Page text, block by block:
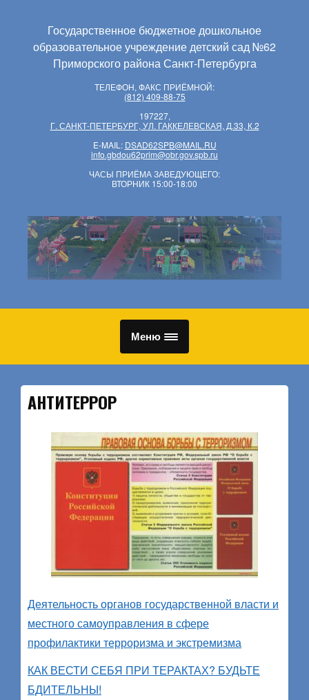
Государственное бюджетное дошкольное
образовательное учреждение детский сад №62
Приморского района Санкт-Петербурга
ТЕЛЕФОН, ФАКС ПРИЁМНОЙ:
(812) 409-88-75
197227,
Г. САНКТ-ПЕТЕРБУРГ, УЛ. ГАККЕЛЕВСКАЯ, Д.33, К.2
E-MAIL: DSAD62SPB@MAIL.RU
info.gbdou62prim@obr.gov.spb.ru
ЧАСЫ ПРИЁМА ЗАВЕДУЮЩЕГО:
ВТОРНИК 15:00-18:00
Меню
АНТИТЕРРОР
Деятельность органов государственной власти и
местного самоуправления в сфере
профилактики терроризма и экстремизма
КАК ВЕСТИ СЕБЯ ПРИ ТЕРАКТАХ? БУДЬТЕ
БДИТЕЛЬНЫ!